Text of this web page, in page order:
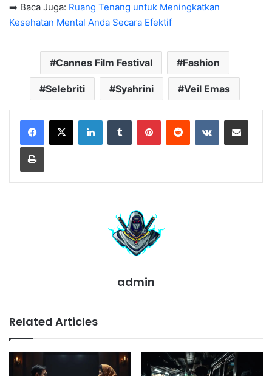
➡️ Baca Juga: Ruang Tenang untuk Meningkatkan
Kesehatan Mental Anda Secara Efektif
Cannes Film Festival Fashion
Selebriti Syahrini Veil Emas
LinkedInTumblr PinterestReddit VKontakteShare via Email
Print
admin
Related Articles